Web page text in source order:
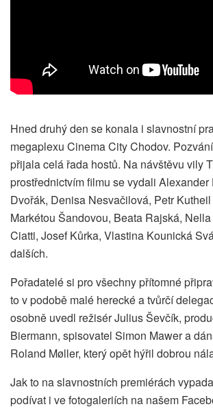
Hned druhý den se konala i slavnostní
megaplexu Cinema City Chodov.
přijala celá řada hostů. Na návštěvu vily
prostřednictvím filmu se vydali Alexander
Dvořák, Denisa Nesvačilová, Petr
Markétou Šandovou, Beata Rajská,
Ciatti, Josef Kůrka, Vlastina Kounická
dalších.
Pořadatelé si pro všechny přítomné
to v podobě malé herecké a tvůrčí
osobně uvedl režisér Julius Ševčík,
Biermann, spisovatel Simon Mawer a
Roland Møller, který opět hýřil dobrou
Jak to na slavnostních premiérách
podívat i ve fotogaleriích na našem